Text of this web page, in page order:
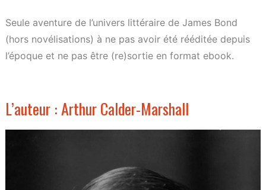
Seule aventure de l’univers littéraire de James Bond
(hors novélisations) à ne pas avoir été rééditée depuis
l’époque et ne pas être (re)sortie en format ebook.
L’auteur : Arthur Calder-Marshall